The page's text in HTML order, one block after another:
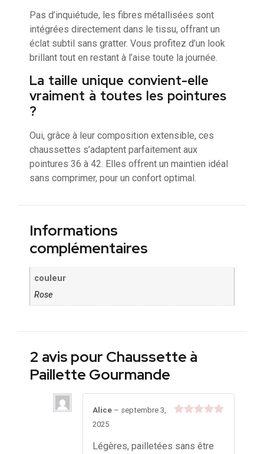
Pas d’inquiétude, les fibres métallisées sont
intégrées directement dans le tissu, offrant un
éclat subtil sans gratter. Vous profitez d’un look
brillant tout en restant à l’aise toute la journée.
La taille unique convient-elle
vraiment à toutes les pointures
?
Oui, grâce à leur composition extensible, ces
chaussettes s’adaptent parfaitement aux
pointures 36 à 42. Elles offrent un maintien idéal
sans comprimer, pour un confort optimal.
Informations
complémentaires
couleur
Rose
2 avis pour Chaussette à
Paillette Gourmande
Alice – septembre 3,
2025
Légères, pailletées sans être